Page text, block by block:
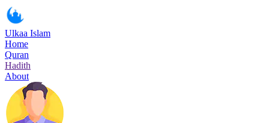
Ulkaa Islam
Home
Quran
Hadith
About